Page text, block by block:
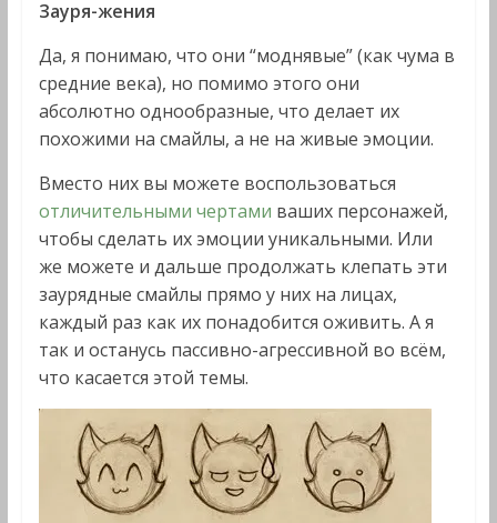
Зауря-жения
Да, я понимаю, что они “моднявые” (как чума в
средние века), но помимо этого они
абсолютно однообразные, что делает их
похожими на смайлы, а не на живые эмоции.
Вместо них вы можете воспользоваться
отличительными чертами ваших персонажей,
чтобы сделать их эмоции уникальными. Или
же можете и дальше продолжать клепать эти
заурядные смайлы прямо у них на лицах,
каждый раз как их понадобится оживить. А я
так и останусь пассивно-агрессивной во всём,
что касается этой темы.